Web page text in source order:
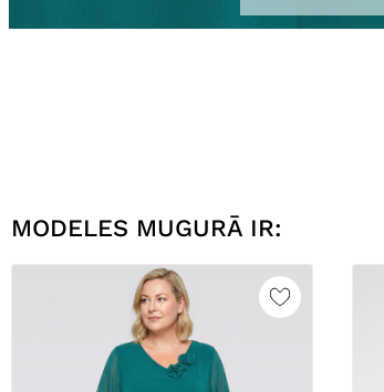
MODELES MUGURĀ IR: